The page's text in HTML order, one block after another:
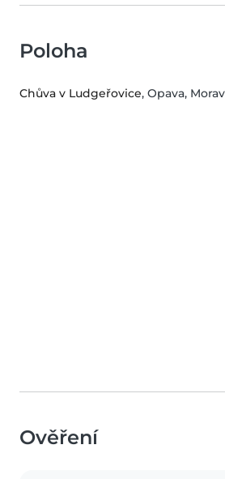
Poloha
Chůva v Ludgeřovice, Opava,
Ověření